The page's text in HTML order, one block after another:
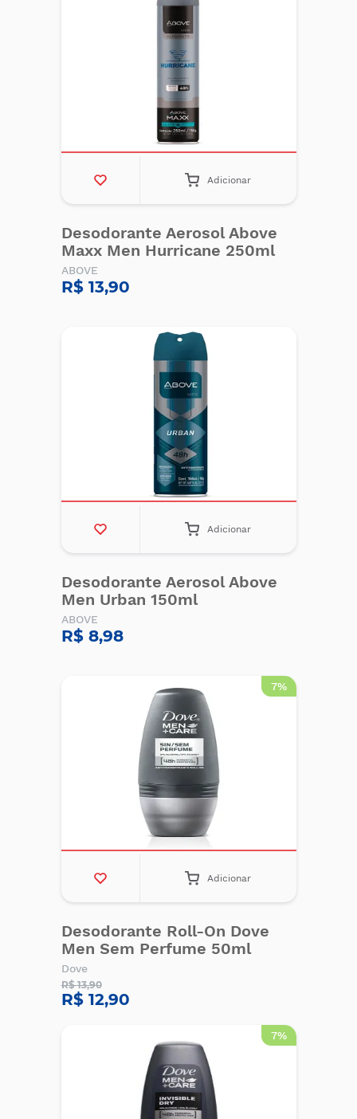
Adicionar
Desodorante Aerosol Above
Maxx Men Hurricane 250ml
ABOVE
R$ 13,90
Adicionar
Desodorante Aerosol Above
Men Urban 150ml
ABOVE
R$ 8,98
7%
Adicionar
Desodorante Roll-On Dove
Men Sem Perfume 50ml
Dove
R$ 13,90
R$ 12,90
7%